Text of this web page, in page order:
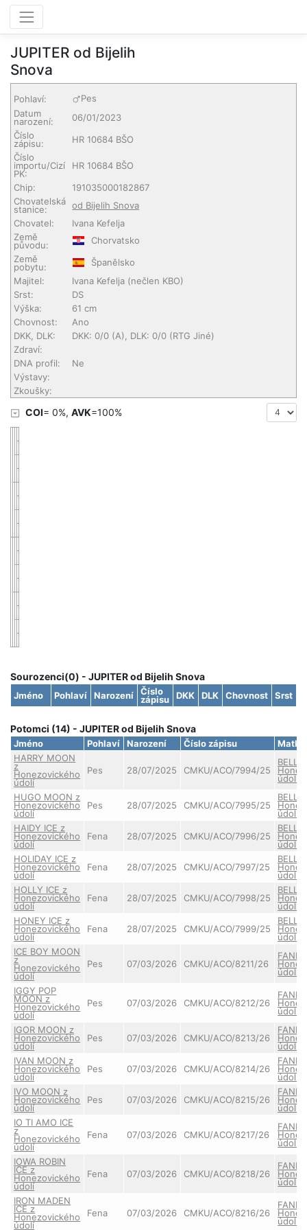
JUPITER od Bijelih
Snova
Pohlaví:
Pes
Datum
narození:
06/01/2023
Číslo
zápisu:
HR 10684 BŠO
Číslo
importu/Cizí
PK:
HR 10684 BŠO
Chip:
191035000182867
Chovatelská
stanice:
od Bijelih Snova
Chovatel:
Ivana Kefelja
Země
původu:
Chorvatsko
Země
pobytu:
Španělsko
Majitel:
Ivana Kefelja (nečlen KBO)
Srst:
DS
Výška:
61 cm
Chovnost:
Ano
DKK, DLK:
DKK: 0/0 (A), DLK: 0/0 (RTG Jiné)
Zdraví:
DNA profil:
Ne
Výstavy:
Zkoušky:
COI= 0%, AVK=100%
Sourozenci(0) - JUPITER od Bijelih Snova
Jméno Pohlaví Narození Číslo
zápisu DKK DLK Chovnost Srst
Potomci (14) - JUPITER od Bijelih Snova
Jméno Pohlaví Narození Číslo zápisu
Matka
HARRY MOON
z
Honezovického
údolí
Pes 28/07/2025 CMKU/ACO/7994/25
údolí
HUGO MOON z
Honezovického
údolí
Pes 28/07/2025 CMKU/ACO/7995/25
údolí
HAIDY ICE z
Honezovického
údolí
Fena 28/07/2025 CMKU/ACO/7996/25
údolí
HOLIDAY ICE z
Honezovického
údolí
Fena 28/07/2025 CMKU/ACO/7997/25
údolí
HOLLY ICE z
Honezovického
údolí
Fena 28/07/2025 CMKU/ACO/7998/25
údolí
HONEY ICE z
Honezovického
údolí
Fena 28/07/2025 CMKU/ACO/7999/25
údolí
ICE BOY MOON
z
Honezovického
údolí
Pes 07/03/2026 CMKU/ACO/8211/26
údolí
IGGY POP
MOON z
Honezovického
údolí
Pes 07/03/2026 CMKU/ACO/8212/26
údolí
IGOR MOON z
Honezovického
údolí
Pes 07/03/2026 CMKU/ACO/8213/26
údolí
IVAN MOON z
Honezovického
údolí
Pes 07/03/2026 CMKU/ACO/8214/26
údolí
IVO MOON z
Honezovického
údolí
Pes 07/03/2026 CMKU/ACO/8215/26
údolí
IO TI AMO ICE
z
Honezovického
údolí
Fena 07/03/2026 CMKU/ACO/8217/26
údolí
IOWA ROBIN
ICE z
Honezovického
údolí
Fena 07/03/2026 CMKU/ACO/8218/26
údolí
IRON MADEN
ICE z
Honezovického
údolí
Fena 07/03/2026 CMKU/ACO/8216/26
údolí